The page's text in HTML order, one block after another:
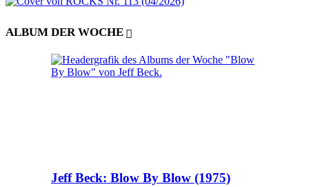
ALBUM DER WOCHE
Jeff Beck: Blow By Blow (1975)